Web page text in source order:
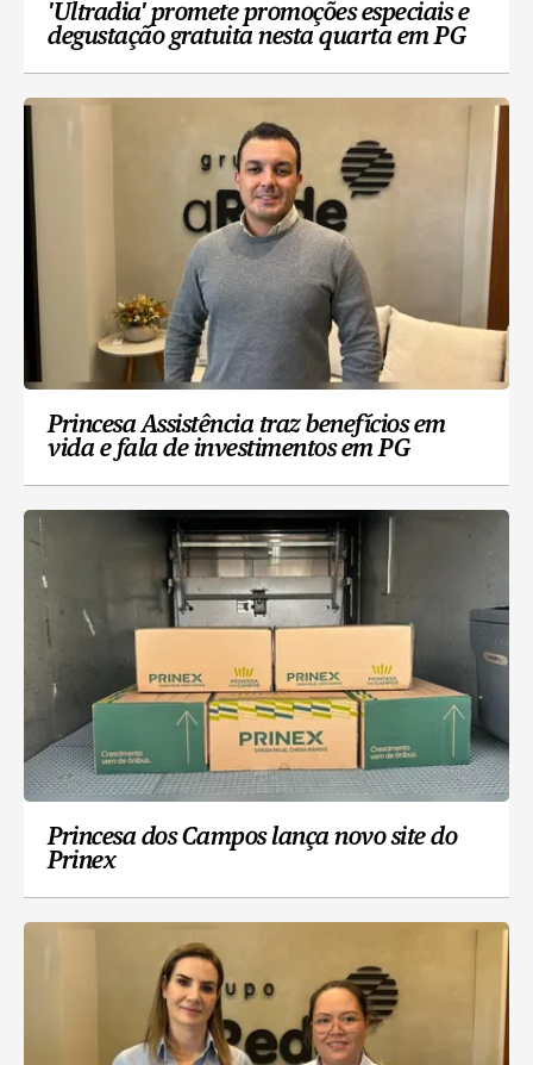
'Ultradia' promete promoções especiais e
degustação gratuita nesta quarta em PG
Princesa Assistência traz benefícios em
vida e fala de investimentos em PG
Princesa dos Campos lança novo site do
Prinex